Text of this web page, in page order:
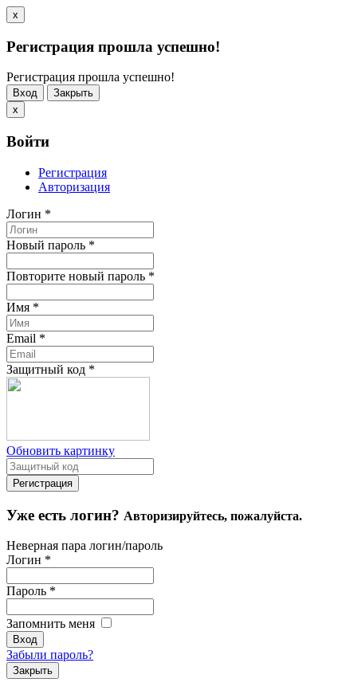
x
Регистрация прошла успешно!
Регистрация прошла успешно!
Вход
Закрыть
x
Войти
Регистрация
Авторизация
Логин *
Новый пароль *
Повторите новый пароль *
Имя *
Email *
Защитный код *
Обновить картинку
Уже есть логин? Авторизируйтесь, пожалуйста.
Неверная пара логин/пароль
Логин *
Пароль *
Запомнить меня
Забыли пароль?
Закрыть